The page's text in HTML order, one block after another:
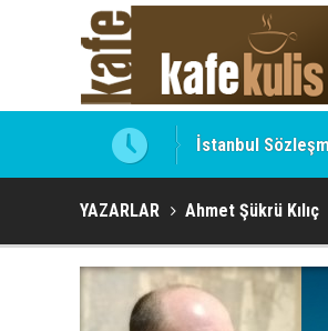
İstanbul
Hocaefendi,
YAZARLAR Ahmet Şükrü Kılıç